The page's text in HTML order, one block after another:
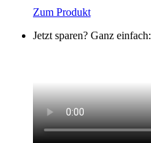
Zum Produkt
Jetzt sparen? Ganz einfach: